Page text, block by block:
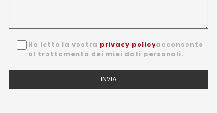
Ho letto la vostra privacy policyacconsento
al trattamento dei miei dati personali.